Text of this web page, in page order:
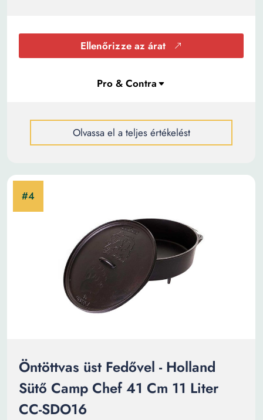
Ellenőrizze az árat
Olvassa el a teljes értékelést
Öntöttvas üst Fedővel - Holland
Sütő Camp Chef 41 Cm 11 Liter
CC-SDO16